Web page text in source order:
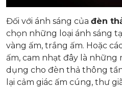
Đối với ánh sáng của đèn
chọn những loại ánh sáng
vàng ấm, trắng ấm. Hoặc
ấm, cam nhạt đây là
dụng cho đèn thả thông
lại cảm giác ấm cúng, thư